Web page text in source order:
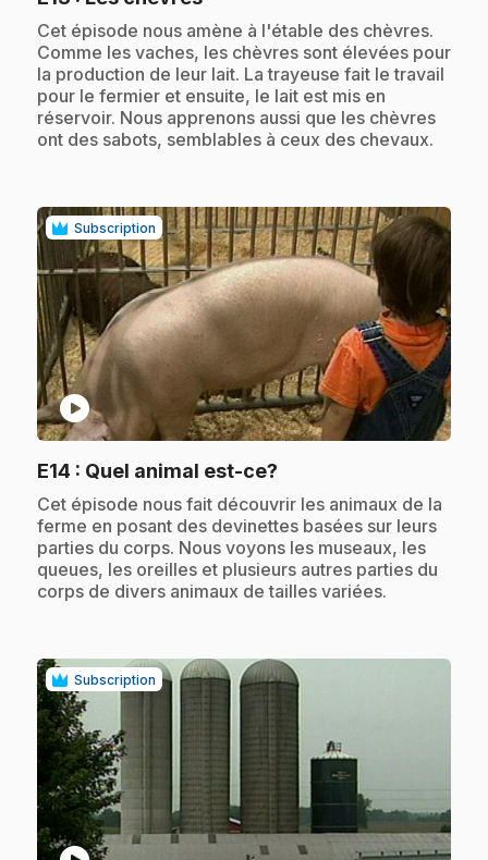
.Cet épisode nous amène à l'étable des chèvres.
Comme les vaches, les chèvres sont élevées pour
la production de leur lait. La trayeuse fait le travail
pour le fermier et ensuite, le lait est mis en
réservoir. Nous apprenons aussi que les chèvres
ont des sabots, semblables à ceux des chevaux.
Subscription
play_circle
E14 : Quel animal est-ce?
.Cet épisode nous fait découvrir les animaux de la
ferme en posant des devinettes basées sur leurs
parties du corps. Nous voyons les museaux, les
queues, les oreilles et plusieurs autres parties du
corps de divers animaux de tailles variées.
Subscription